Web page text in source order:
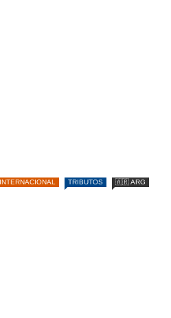
INTERNACIONAL TRIBUTOS 🇦🇷 ARG